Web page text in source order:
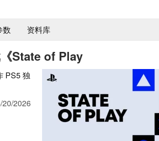
数 资料库
State of Play
PS5 独
20/2026